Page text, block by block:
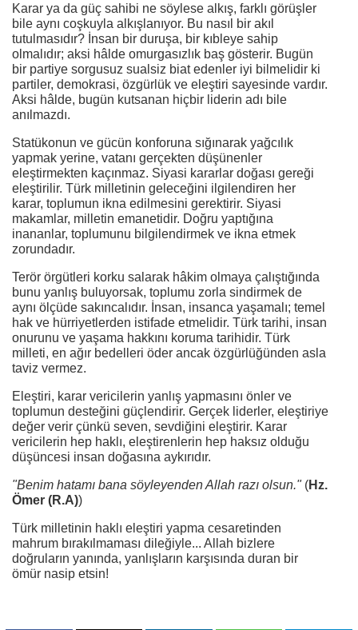
Karar ya da güç sahibi ne söylese alkış, farklı görüşler
bile aynı coşkuyla alkışlanıyor. Bu nasıl bir akıl
tutulmasıdır? İnsan bir duruşa, bir kıbleye sahip
olmalıdır; aksi hâlde omurgasızlık baş gösterir. Bugün
bir partiye sorgusuz sualsiz biat edenler iyi bilmelidir ki
partiler, demokrasi, özgürlük ve eleştiri sayesinde vardır.
Aksi hâlde, bugün kutsanan hiçbir liderin adı bile
anılmazdı.
Statükonun ve gücün konforuna sığınarak yağcılık
yapmak yerine, vatanı gerçekten düşünenler
eleştirmekten kaçınmaz. Siyasi kararlar doğası gereği
eleştirilir. Türk milletinin geleceğini ilgilendiren her
karar, toplumun ikna edilmesini gerektirir. Siyasi
makamlar, milletin emanetidir. Doğru yaptığına
inananlar, toplumunu bilgilendirmek ve ikna etmek
zorundadır.
Terör örgütleri korku salarak hâkim olmaya çalıştığında
bunu yanlış buluyorsak, toplumu zorla sindirmek de
aynı ölçüde sakıncalıdır. İnsan, insanca yaşamalı; temel
hak ve hürriyetlerden istifade etmelidir. Türk tarihi, insan
onurunu ve yaşama hakkını koruma tarihidir. Türk
milleti, en ağır bedelleri öder ancak özgürlüğünden asla
taviz vermez.
Eleştiri, karar vericilerin yanlış yapmasını önler ve
toplumun desteğini güçlendirir. Gerçek liderler, eleştiriye
değer verir çünkü seven, sevdiğini eleştirir. Karar
vericilerin hep haklı, eleştirenlerin hep haksız olduğu
düşüncesi insan doğasına aykırıdır.
"Benim hatamı bana söyleyenden Allah razı olsun."(Hz.
Ömer (R.A))
Türk milletinin haklı eleştiri yapma cesaretinden
mahrum bırakılmaması dileğiyle... Allah bizlere
doğruların yanında, yanlışların karşısında duran bir
ömür nasip etsin!